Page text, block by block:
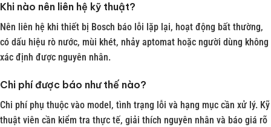
Khi nào nên liên hệ kỹ thuật?
Nên liên hệ khi thiết bị Bosch báo lỗi lặp lại, hoạt động bất thường,
có dấu hiệu rò nước, mùi khét, nhảy aptomat hoặc người dùng không
xác định được nguyên nhân.
Chi phí được báo như thế nào?
Chi phí phụ thuộc vào model, tình trạng lỗi và hạng mục cần xử lý. Kỹ
thuật viên cần kiểm tra thực tế, giải thích nguyên nhân và báo giá rõ